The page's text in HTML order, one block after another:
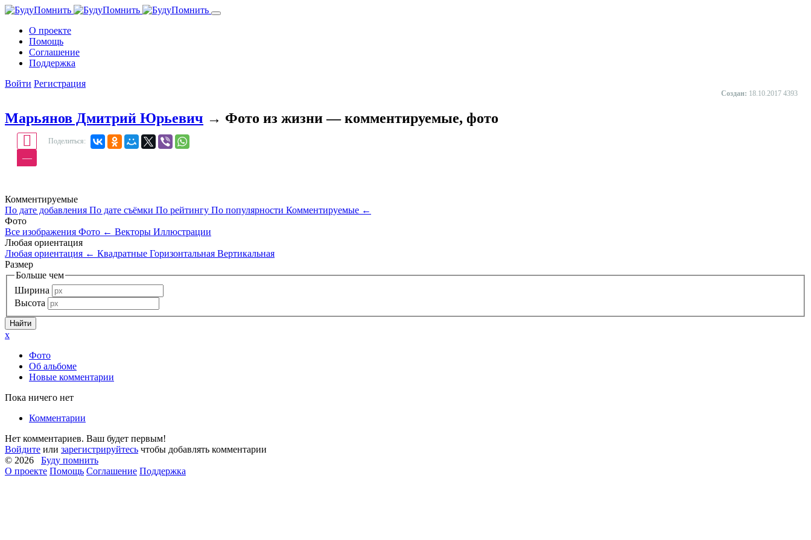
О проекте
Помощь
Cоглашение
Поддержка
Войти Регистрация
Создан: 18.10.2017 4393
Марьянов Дмитрий Юрьевич → Фото из жизни — комментируемые, фото
—
Поделиться:
Комментируемые
По дате добавления По дате съёмки По рейтингу По популярности Комментируемые ←
Фото
Все изображения Фото ← Векторы Иллюстрации
Любая ориентация
Любая ориентация ← Квадратные Горизонтальная Вертикальная
Размер
Больше чем
Ширина
Высота
x
Фото
Об альбоме
Новые комментарии
Пока ничего нет
Комментарии
Нет комментариев. Ваш будет первым!
Войдите или зарегистрируйтесь чтобы добавлять комментарии
© 2026 Буду помнить
О проекте Помощь Соглашение Поддержка